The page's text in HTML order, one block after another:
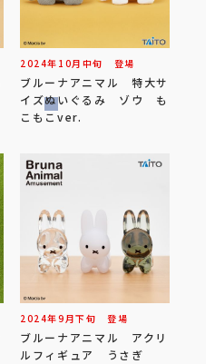
2024年 10月 中旬 登場
ブルーナアニマル 特大サ
イズぬいぐるみ ゾウ も
こもこver.
2024年9 月下旬 登場
ブルーナアニマル アクリ
ルフィギュア うさぎ